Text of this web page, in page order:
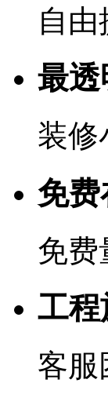
自
最透
装修
免费
免费
工程
客服